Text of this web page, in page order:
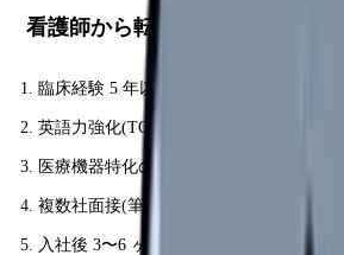
看護師から転職する手順
臨床経験 5 年以上(特に手術・救急・循
英語力強化(TOEIC 650+)
医療機器特化の転職エージェント登録
複数社面接(筆記+ケーススタディあり)
入社後 3〜6 ヶ月の研修で製品習熟